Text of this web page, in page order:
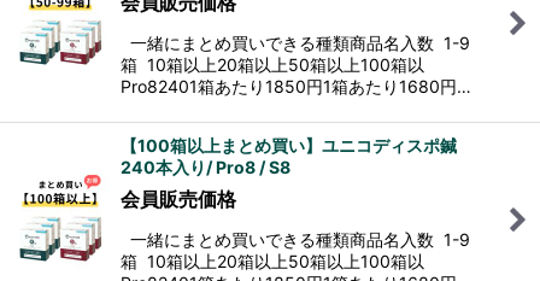
一緒にまとめ買いできる種類商品名入数 1-9
箱 10箱以上20箱以上50箱以上100箱以
Pro82401箱あたり1850円1箱あたり1680円…
【100箱以上まとめ買い】ユニコディスポ鍼
240本入り/ Pro8 / S8
会員販売価格
一緒にまとめ買いできる種類商品名入数 1-9
箱 10箱以上20箱以上50箱以上100箱以